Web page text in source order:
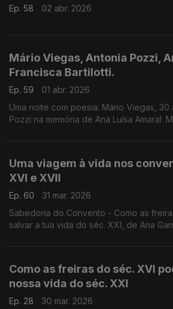
Ep. 58 02 abr. 2026
Mário Viegas, Antonia Pozzi,
Francisca Bartilotti.
Ep. 59
01 abr. 2026
Uma noite com poesia: Mário Viegas, 30
Pozzi na memória de Ana Luísa Amaral.
Uma viagem à vida nos
XVI e XVII
Ep. 60
31 mar. 2026
Sabedoria do Convento - Como as
salvar a tua vida do séc. XXI, de Ana
Como as freiras do séc. XVI
nossa vida do séc. XXI
Ep. 28
30 mar. 2026